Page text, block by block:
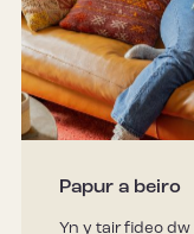
Papur a beiro
Yn y tair fideo